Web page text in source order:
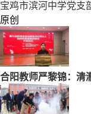
宝鸡市滨河中学党支
原创
合阳教师严黎锦：清